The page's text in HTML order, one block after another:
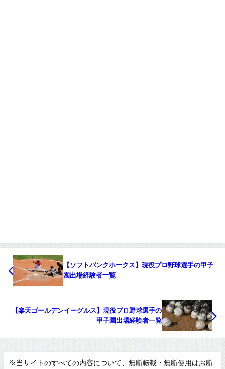
【ソフトバンクホークス】現役プロ野球選手の甲子
園出場経験者一覧
【楽天ゴールデンイーグルス】現役プロ野球選手の
甲子園出場経験者一覧
※当サイトのすべての内容について、無断転載・無断使用はお断